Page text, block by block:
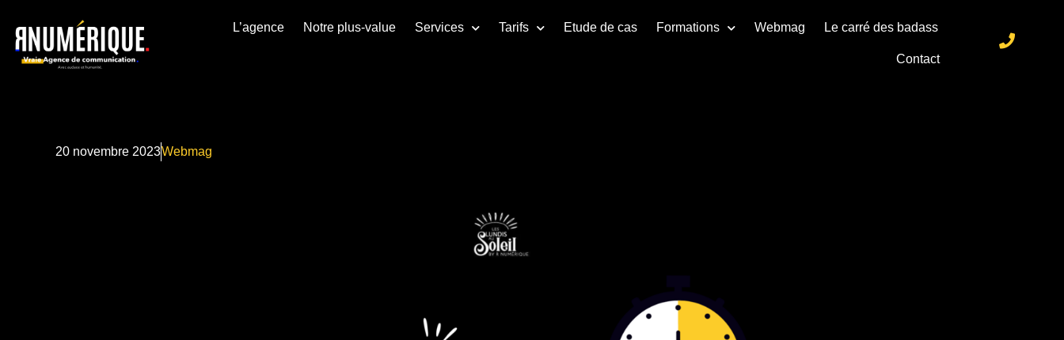
L’agence Notre plus-value Services Tarifs Etude de cas Formations Webmag Le carré des badass
Contact
20 novembre 2023Webmag